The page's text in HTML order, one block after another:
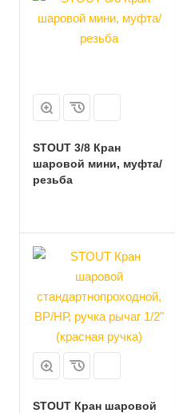
STOUT 3/8 Кран
шаровой мини, муфта/
резьба
STOUT Кран шаровой